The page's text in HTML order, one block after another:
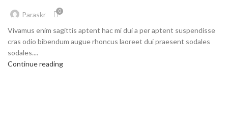
Paraskr 0
Vivamus enim sagittis aptent hac mi dui a per aptent suspendisse
cras odio bibendum augue rhoncus laoreet dui praesent sodales
sodales....
Continue reading